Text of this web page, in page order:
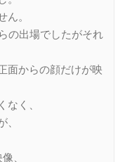
。
の出場でしたがそれ
面からの顔だけが映
く、
、